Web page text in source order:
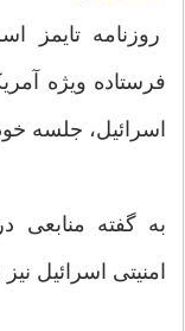
روزنامه تایمز
فرستاده ویژه
اسرائیل، جلسه
به گفته منابعی
امنیتی اسرائیل